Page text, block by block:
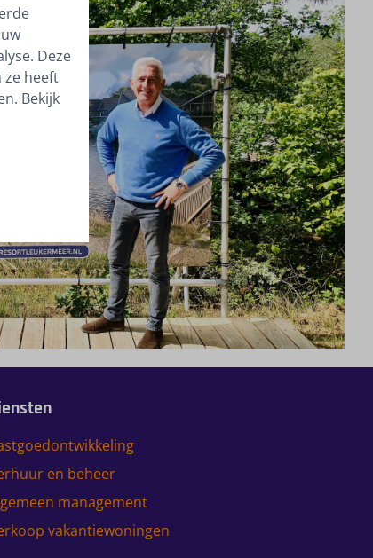
en beheer
management
vakantiewoningen
Deze
ze heeft
Bekijk